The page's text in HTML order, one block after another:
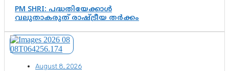
PM SHRI: പദ്ധതിയേക്കാൾ
വലുതാകരുത് രാഷ്ട്രീയ തർക്കം
August 8, 2026